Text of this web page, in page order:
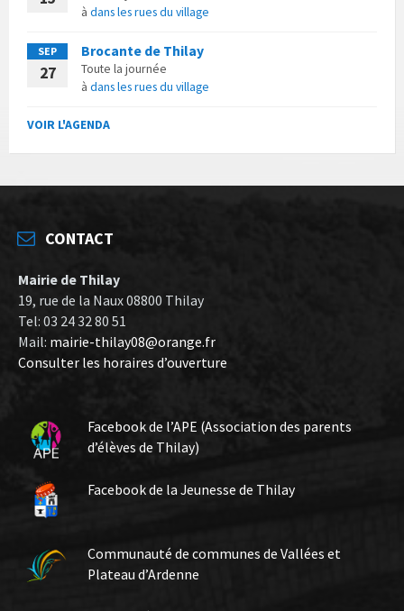
à dans les rues du village
SEP
27
Brocante de Thilay
Toute la journée
à dans les rues du village
VOIR L'AGENDA
CONTACT
Mairie de Thilay
19, rue de la Naux 08800 Thilay
Tel: 03 24 32 80 51
Mail: mairie-thilay08@orange.fr
Consulter les horaires d’ouverture
Facebook de l’APE (Association des parents
d’élèves de Thilay)
Facebook de la Jeunesse de Thilay
Communauté de communes de Vallées et
Plateau d’Ardenne